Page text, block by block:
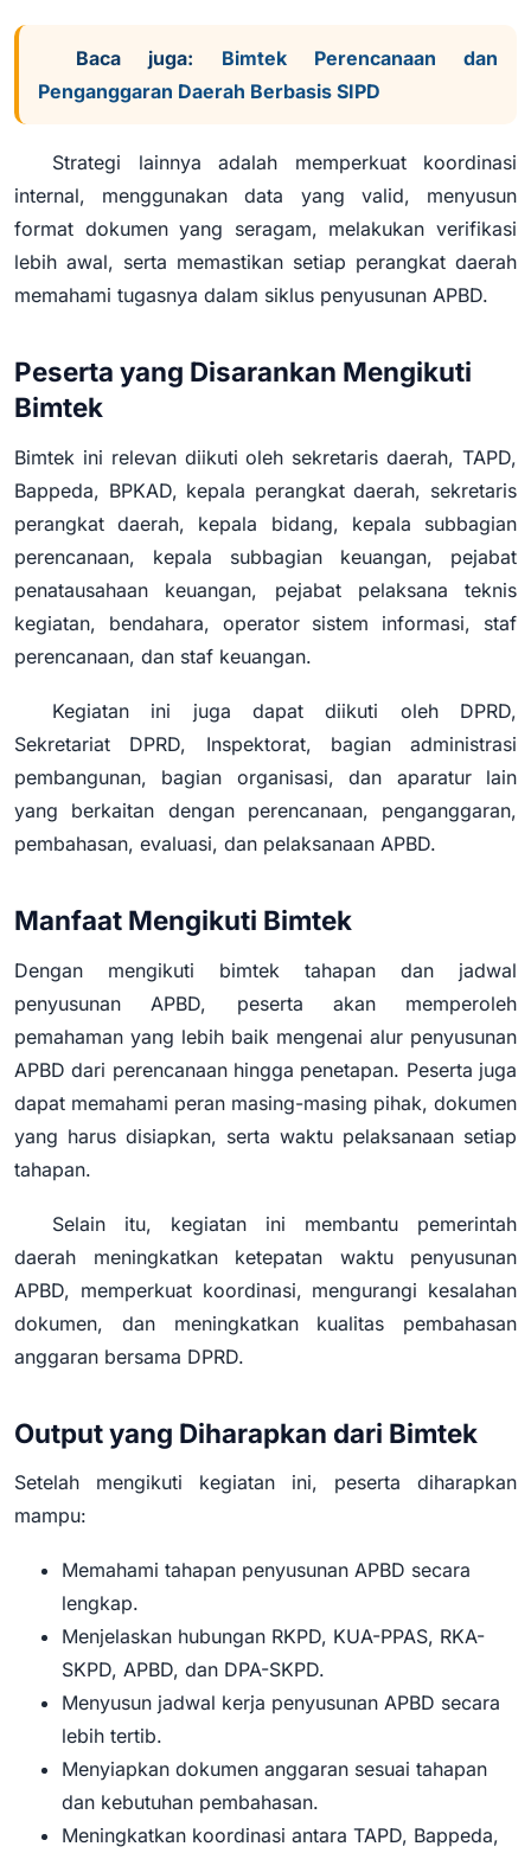
Baca juga:
Bimtek Perencanaan dan
Penganggaran Daerah Berbasis SIPD
Strategi lainnya adalah memperkuat koordinasi
internal, menggunakan data yang valid, menyusun
format dokumen yang seragam, melakukan verifikasi
lebih awal, serta memastikan setiap perangkat daerah
memahami tugasnya dalam siklus penyusunan APBD.
Peserta yang Disarankan Mengikuti
Bimtek
Bimtek ini relevan diikuti oleh sekretaris daerah, TAPD,
Bappeda, BPKAD, kepala perangkat daerah, sekretaris
perangkat daerah, kepala bidang, kepala subbagian
perencanaan, kepala subbagian keuangan, pejabat
penatausahaan keuangan, pejabat pelaksana teknis
kegiatan, bendahara, operator sistem informasi, staf
perencanaan, dan staf keuangan.
Kegiatan ini juga dapat diikuti oleh DPRD,
Sekretariat DPRD, Inspektorat, bagian administrasi
pembangunan, bagian organisasi, dan aparatur lain
yang berkaitan dengan perencanaan, penganggaran,
pembahasan, evaluasi, dan pelaksanaan APBD.
Manfaat Mengikuti Bimtek
Dengan mengikuti bimtek tahapan dan jadwal
penyusunan APBD, peserta akan memperoleh
pemahaman yang lebih baik mengenai alur penyusunan
APBD dari perencanaan hingga penetapan. Peserta juga
dapat memahami peran masing-masing pihak, dokumen
yang harus disiapkan, serta waktu pelaksanaan setiap
tahapan.
Selain itu, kegiatan ini membantu pemerintah
daerah meningkatkan ketepatan waktu penyusunan
APBD, memperkuat koordinasi, mengurangi kesalahan
dokumen, dan meningkatkan kualitas pembahasan
anggaran bersama DPRD.
Output yang Diharapkan dari Bimtek
Setelah mengikuti kegiatan ini, peserta diharapkan
mampu:
Memahami tahapan penyusunan APBD secara
lengkap.
Menjelaskan hubungan RKPD, KUA-PPAS, RKA-
SKPD, APBD, dan DPA-SKPD.
Menyusun jadwal kerja penyusunan APBD secara
lebih tertib.
Menyiapkan dokumen anggaran sesuai tahapan
dan kebutuhan pembahasan.
Meningkatkan koordinasi antara TAPD, Bappeda,